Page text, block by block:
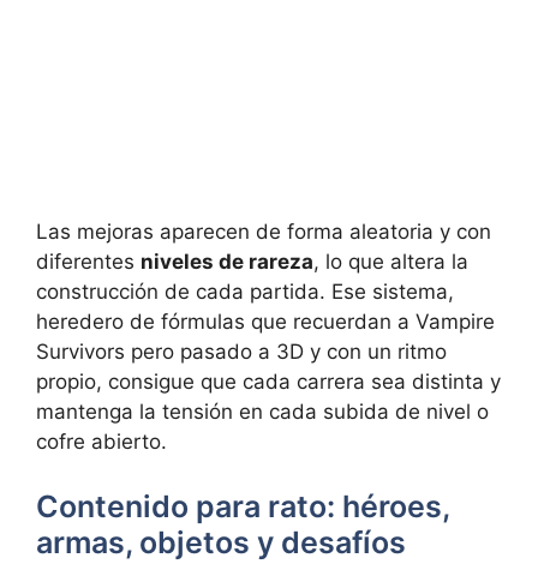
Las mejoras aparecen de forma aleatoria y con
diferentes niveles de rareza, lo que altera la
construcción de cada partida. Ese sistema,
heredero de fórmulas que recuerdan a Vampire
Survivors pero pasado a 3D y con un ritmo
propio, consigue que cada carrera sea distinta y
mantenga la tensión en cada subida de nivel o
cofre abierto.
Contenido para rato: héroes,
armas, objetos y desafíos